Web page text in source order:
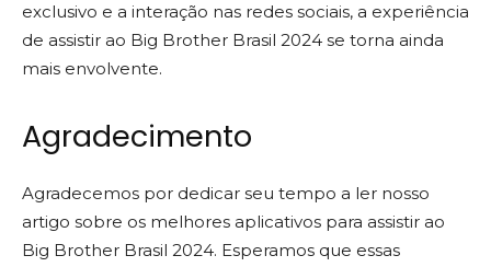
exclusivo e a interação nas redes sociais, a experiência
de assistir ao Big Brother Brasil 2024 se torna ainda
mais envolvente.
Agradecimento
Agradecemos por dedicar seu tempo a ler nosso
artigo sobre os melhores aplicativos para assistir ao
Big Brother Brasil 2024. Esperamos que essas